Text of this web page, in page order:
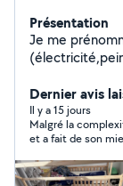
Présentation
Je me
Dernier avis
Il y a 15 jours
Malgré la
et a fait de son
professionnelle. 🙂